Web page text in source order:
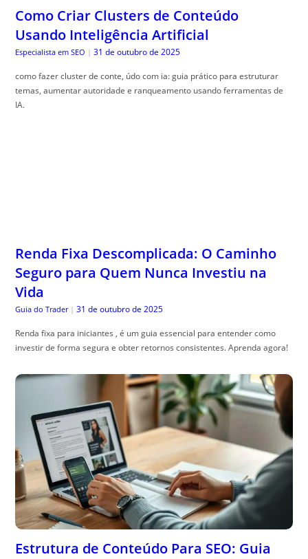
Como Criar Clusters de Conteúdo
Usando Inteligência Artificial
Especialista em SEO | 31 de outubro de 2025
como fazer cluster de conte, údo com ia: guia prático para estruturar
temas, aumentar autoridade e ranqueamento usando ferramentas de
IA.
Renda Fixa Descomplicada: O Caminho
Seguro para Quem Nunca Investiu na
Vida
Guia do Trader | 31 de outubro de 2025
Renda fixa para iniciantes , é um guia essencial para entender como
investir de forma segura e obter retornos consistentes. Aprenda agora!
Estrutura de Conteúdo Para SEO: Guia